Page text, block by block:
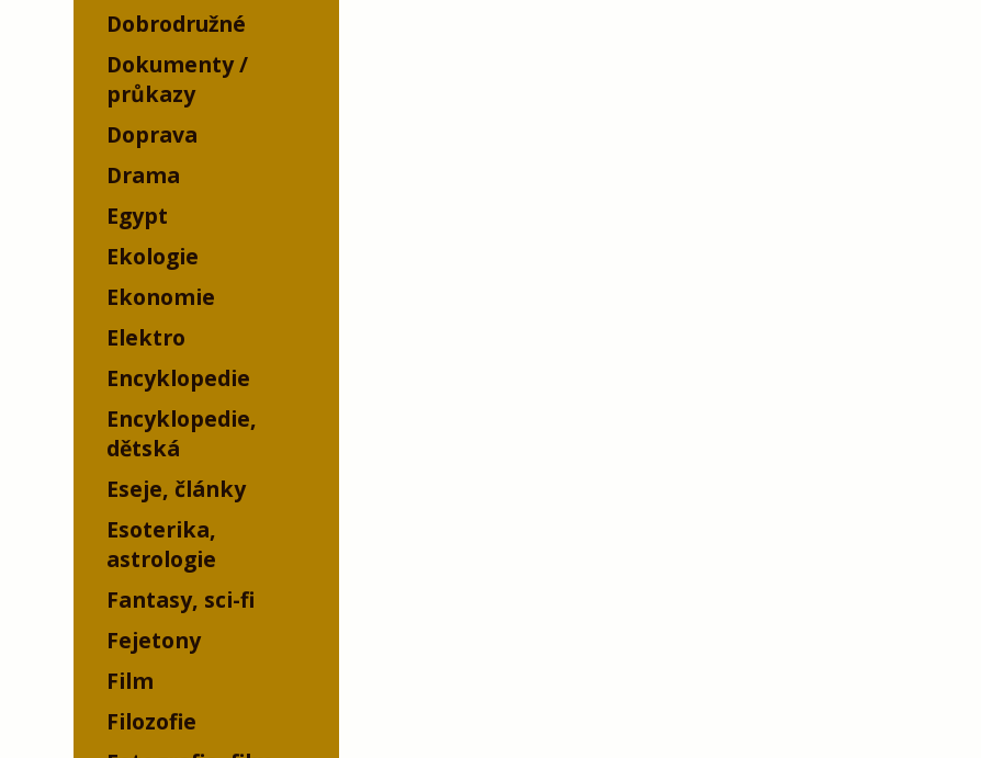
Dobrodružné
Dokumenty /
průkazy
Doprava
Drama
Egypt
Ekologie
Ekonomie
Elektro
Encyklopedie
Encyklopedie,
dětská
Eseje, články
Esoterika,
astrologie
Fantasy, sci-fi
Fejetony
Film
Filozofie